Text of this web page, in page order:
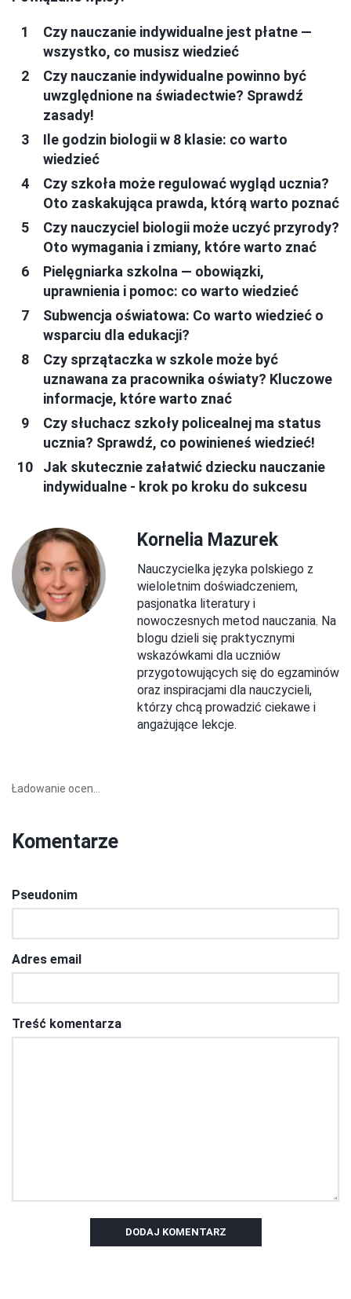
Czy nauczanie indywidualne jest płatne —
wszystko, co musisz wiedzieć
Czy nauczanie indywidualne powinno być
uwzględnione na świadectwie? Sprawdź
zasady!
Ile godzin biologii w 8 klasie: co warto
wiedzieć
Czy szkoła może regulować wygląd ucznia?
Oto zaskakująca prawda, którą warto poznać
Czy nauczyciel biologii może uczyć przyrody?
Oto wymagania i zmiany, które warto znać
Pielęgniarka szkolna — obowiązki,
uprawnienia i pomoc: co warto wiedzieć
Subwencja oświatowa: Co warto wiedzieć o
wsparciu dla edukacji?
Czy sprzątaczka w szkole może być
uznawana za pracownika oświaty? Kluczowe
informacje, które warto znać
Czy słuchacz szkoły policealnej ma status
ucznia? Sprawdź, co powinieneś wiedzieć!
Jak skutecznie załatwić dziecku nauczanie
indywidualne - krok po kroku do sukcesu
Kornelia Mazurek
Nauczycielka języka polskiego z
wieloletnim doświadczeniem,
pasjonatka literatury i
nowoczesnych metod nauczania. Na
blogu dzieli się praktycznymi
wskazówkami dla uczniów
przygotowujących się do egzaminów
oraz inspiracjami dla nauczycieli,
którzy chcą prowadzić ciekawe i
angażujące lekcje.
Ładowanie ocen...
Komentarze
Pseudonim
Adres email
Treść komentarza
DODAJ KOMENTARZ